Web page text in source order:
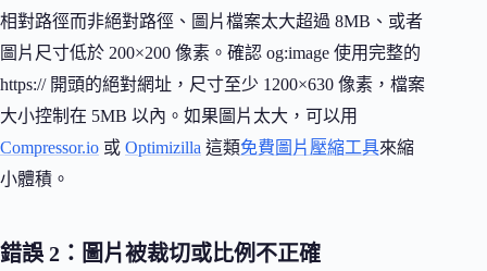
相對路徑而非絕對路徑、圖片檔案太大超過 8MB、或者
圖片尺寸低於 200×200 像素。確認 og:image 使用完整的
https:// 開頭的絕對網址，尺寸至少 1200×630 像素，檔案
大小控制在 5MB 以內。如果圖片太大，可以用
Compressor.io 或 Optimizilla 這類免費圖片壓縮工具來縮
小體積。
錯誤 2：圖片被裁切或比例不正確